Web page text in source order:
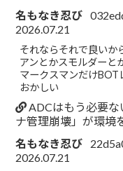
名もなき忍び
2026.07.21
それならそれで良いか
アンとかスモルダーと
マークスマンだけBOT
おかしい
ADCはもう必要
ナ管理崩壊」が環境
名もなき忍び
2026.07.21